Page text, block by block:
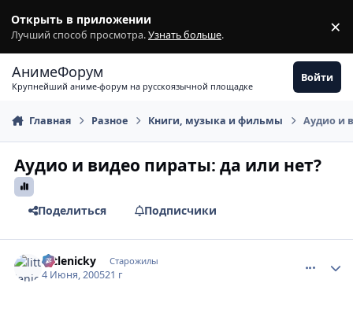
Открыть в приложении
Лучший способ просмотра.Узнать больше. ×
АнимеФорум
Крупнейший аниме-форум на русскоязычной площадке
Войти
Главная Разное Книги, музыка и фильмы Аудио и
Аудио и видео пираты: да или нет?
Поделиться Подписчики
littlenicky Старожилы
4 Июня, 200521 г